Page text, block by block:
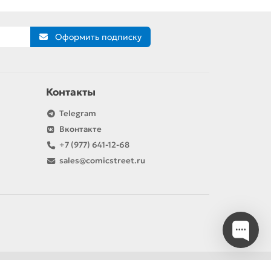
Оформить подписку
Контакты
Telegram
Вконтакте
+7 (977) 641-12-68
sales@comicstreet.ru